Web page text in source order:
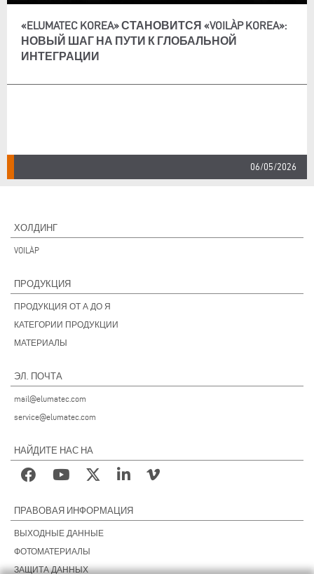
«ELUMATEC KOREA» СТАНОВИТСЯ «VOILÀP KOREA»:
НОВЫЙ ШАГ НА ПУТИ К ГЛОБАЛЬНОЙ
ИНТЕГРАЦИИ
06/05/2026
ХОЛДИНГ
VOILÀP
ПРОДУКЦИЯ
ПРОДУКЦИЯ ОТ А ДО Я
КАТЕГОРИИ ПРОДУКЦИИ
МАТЕРИАЛЫ
ЭЛ. ПОЧТА
mail@elumatec.com
service@elumatec.com
НАЙДИТЕ НАС НА
ПРАВОВАЯ ИНФОРМАЦИЯ
ВЫХОДНЫЕ ДАННЫЕ
ФОТОМАТЕРИАЛЫ
ЗАЩИТА ДАННЫХ